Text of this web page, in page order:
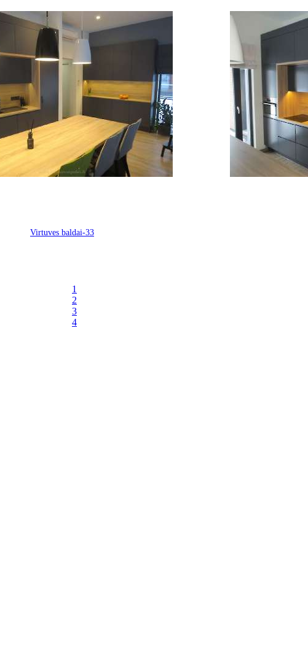
Virtuves baldai-33
1
2
3
4